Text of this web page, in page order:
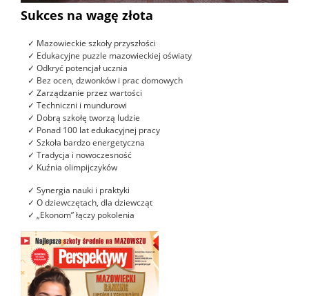
Sukces na wagę złota
✓ Mazowieckie szkoły przyszłości
✓ Edukacyjne puzzle mazowieckiej oświaty
✓ Odkryć potencjał ucznia
✓ Bez ocen, dzwonków i prac domowych
✓ Zarządzanie przez wartości
✓ Techniczni i mundurowi
✓ Dobrą szkołę tworzą ludzie
✓ Ponad 100 lat edukacyjnej pracy
✓ Szkoła bardzo energetyczna
✓ Tradycja i nowoczesność
✓ Kuźnia olimpijczyków
✓ Synergia nauki i praktyki
✓ O dziewczętach, dla dziewcząt
✓ „Ekonom” łączy pokolenia